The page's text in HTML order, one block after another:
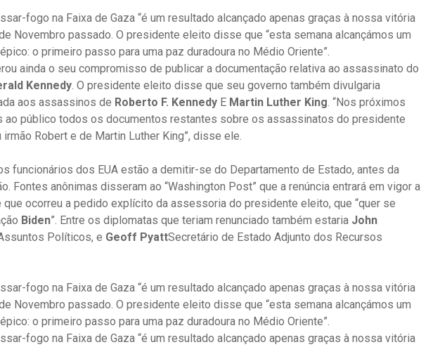
fogo na Faixa de Gaza “é um resultado alcançado apenas graças à nossa vitória
Novembro passado. O presidente eleito disse que “esta semana alcançámos um
o primeiro passo para uma paz duradoura no Médio Oriente”.
ainda o seu compromisso de publicar a documentação relativa ao assassinato do
Kennedy . O presidente eleito disse que seu governo também divulgaria
aos assassinos de Roberto F. Kennedy E Martin Luther King . “Nos próximos
público todos os documentos restantes sobre os assassinatos do presidente
irmão Robert e de Martin Luther King”, disse ele.
funcionários dos EUA estão a demitir-se do Departamento de Estado, antes da
Fontes anônimas disseram ao “Washington Post” que a renúncia entrará em vigor a
que ocorreu a pedido explícito da assessoria do presidente eleito, que “quer se
Biden”. Entre os diplomatas que teriam renunciado também estaria John
Políticos, e Geoff PyattSecretário de Estado Adjunto dos Recursos
fogo na Faixa de Gaza “é um resultado alcançado apenas graças à nossa vitória
Novembro passado. O presidente eleito disse que “esta semana alcançámos um
o primeiro passo para uma paz duradoura no Médio Oriente”.
fogo na Faixa de Gaza “é um resultado alcançado apenas graças à nossa vitória